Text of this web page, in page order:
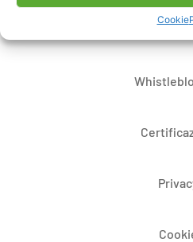
Cookie
Bandi di gara